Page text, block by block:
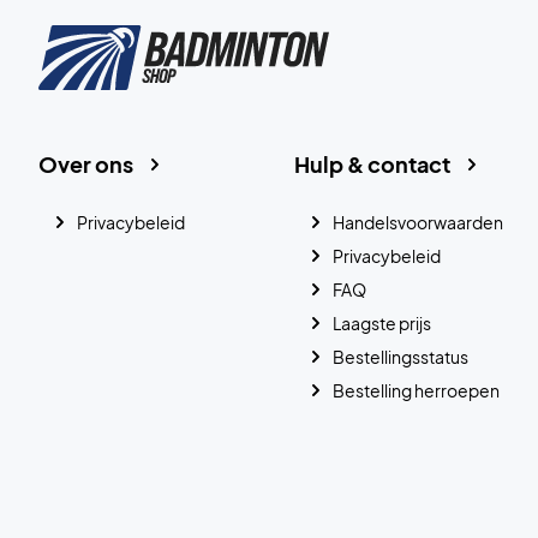
Hulp & contact
Handelsvoorwaarden
Privacybeleid
FAQ
Laagste prijs
Bestellingsstatus
Bestelling herroepen
Over ons
Privacybeleid